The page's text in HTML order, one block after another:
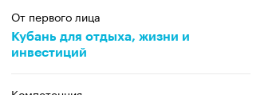
От первого лица
Кубань для отдыха, жизни и
инвестиций